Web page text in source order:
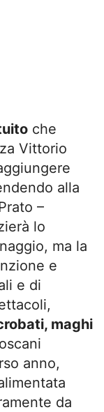
che
Vittorio
alla
–
lo
ma la
e
e di
maghi
anno,
da